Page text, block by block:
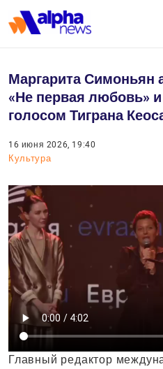
Маргарита Симоньян
«Не первая любовь»
голосом Тиграна
16 июня 2026, 19:40
Культура
Главный редактор